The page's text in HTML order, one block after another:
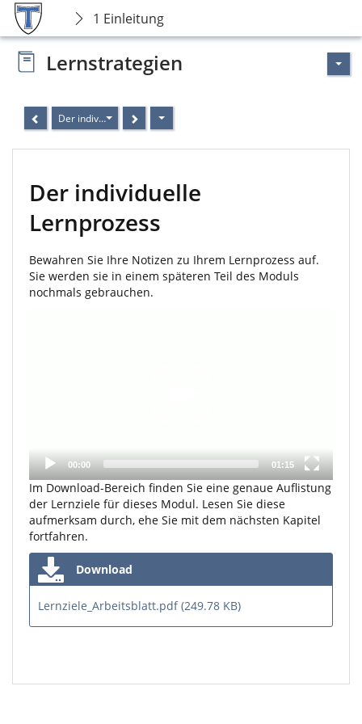
1 Einleitung
Lernstrategien
Der individuelle Lernprozess
Der individuelle
Lernprozess
Bewahren Sie Ihre Notizen zu Ihrem Lernprozess auf.
Sie werden sie in einem späteren Teil des Moduls
nochmals gebrauchen.
00:00 01:15
Im Download-Bereich finden Sie eine genaue Auflistung
der Lernziele für dieses Modul. Lesen Sie diese
aufmerksam durch, ehe Sie mit dem nächsten Kapitel
fortfahren.
Download
Lernziele_Arbeitsblatt.pdf (249.78 KB)